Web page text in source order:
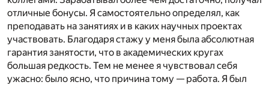
отличные бонусы. Я самостоятельно определял, как
преподавать на занятиях и в каких научных проектах
участвовать. Благодаря стажу у меня была абсолютная
гарантия занятости, что в академических кругах
большая редкость. Тем не менее я чувствовал себя
ужасно: было ясно, что причина тому — работа. Я был